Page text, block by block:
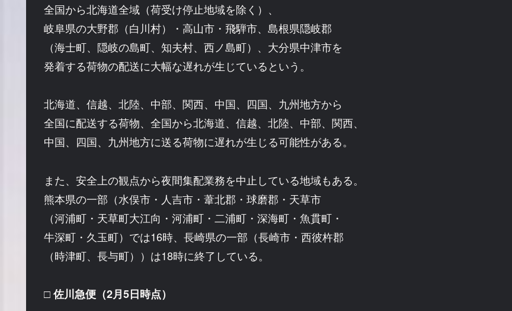
全国から北海道全域（荷受け停止地域を除く）、
岐阜県の大野郡（白川村）・高山市・飛騨市、島根県隠岐郡
（海士町、隠岐の島町、知夫村、西ノ島町）、大分県中津市を
発着する荷物の配送に大幅な遅れが生じているという。
北海道、信越、北陸、中部、関西、中国、四国、九州地方から
全国に配送する荷物、全国から北海道、信越、北陸、中部、関西、
中国、四国、九州地方に送る荷物に遅れが生じる可能性がある。
また、安全上の観点から夜間集配業務を中止している地域もある。
熊本県の一部（水俣市・人吉市・葦北郡・球磨郡・天草市
（河浦町・天草町大江向・河浦町・二浦町・深海町・魚貫町・
牛深町・久玉町）では16時、長崎県の一部（長崎市・西彼杵郡
（時津町、長与町））は18時に終了している。
□ 佐川急便（2月5日時点）